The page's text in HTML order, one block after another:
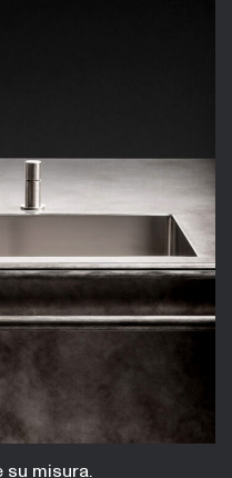
su misura.